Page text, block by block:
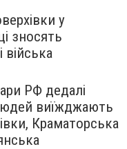
у
зносять
війська
РФ дедалі
виїжджають
Краматорська